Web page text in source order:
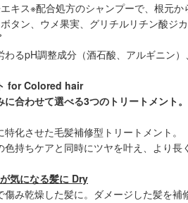
キス※配合処方のシャンプーで、根元
ボタン、ウメ果実、グリチルリチン酸ジカ
わるpH調整成分（酒石酸、アルギニン
for Colored hair
合わせて選べる3つのトリートメント。
化させた毛髪補修型トリートメント。
色持ちケアと同時にツヤを叶え、より長
気になる髪に Dry
傷み乾燥した髪に。ダメージした髪を補